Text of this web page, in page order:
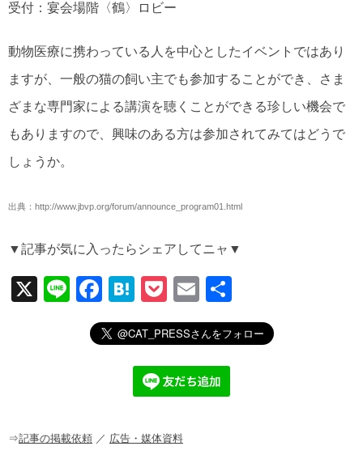
受付：宴会場階〈鶴〉ロビー
動物医療に携わっている人を中心としたイベントではあり
ますが、一般の猫の飼い主でも参加することができ、さま
ざまな専門家による講演を聴くことができる珍しい機会で
もありますので、興味のある方は参加されてみてはどうで
しょうか。
出典：http://www.jbvp.org/forum/announce_program01.html
▼記事が気に入ったらシェアしてニャ▼
X
Li
F
a
c
o
H
at
e
n
a
P
o
ck
et
E
m
ail
有
⇒記事の掲載依頼 ／ 広告・媒体資料